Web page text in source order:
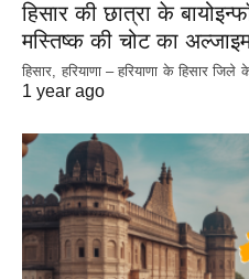
हिसार की छात्रा के
मस्तिष्क की चोट का
हिसार, हरियाणा – हरियाणा के हिसार
1 year ago